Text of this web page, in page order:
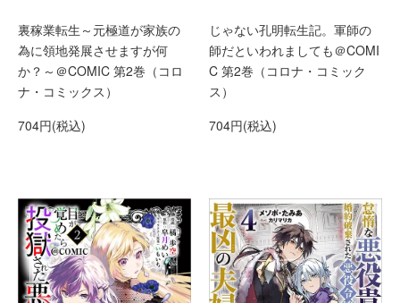
裏稼業転生～元極道が家族の
為に領地発展させますが何
か？～＠COMIC 第2巻（コロ
ナ・コミックス）
704円(税込)
じゃない孔明転生記。軍師の
師だといわれましても＠COMI
C 第2巻（コロナ・コミック
ス）
704円(税込)